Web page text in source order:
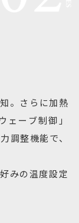
。さらに加熱
ーブ制御」
調整機能で、
みの温度設定